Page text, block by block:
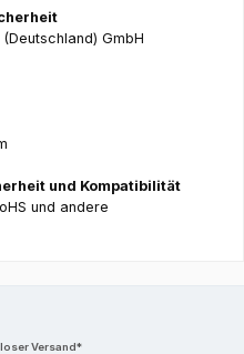
GmbH
und Kompatibilität
und andere
Versand*